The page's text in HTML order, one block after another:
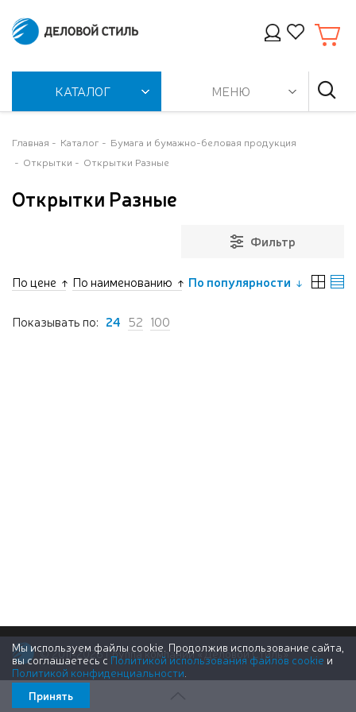
КАТАЛОГ МЕНЮ
Главная Каталог
Бумага и бумажно-беловая продукция
Открытки
Открытки Разные
Открытки Разные
Фильтр
По цене По наименованию По популярности
Показывать по: 24 52 100
© 2011-2026 Группа компаний «Деловой Стиль»
Мы используем файлы cookie. Продолжив использование сайта,
вы соглашаетесь с Политикой использования файлов cookie и
Политикой конфиденциальности
Принять